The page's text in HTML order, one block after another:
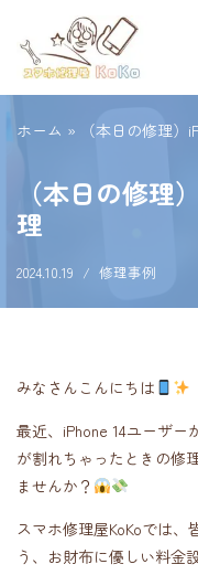
コ
ン
ス
ッ
プ
ホーム » （本日の修理
（本日の修
理
2024.10.19 修理事例
みなさんこんにちは
最近、iPhone 14ユーザ
が割れちゃったときの修
ませんか？
スマホ修理屋KoKoでは
う、お財布に優しい料金